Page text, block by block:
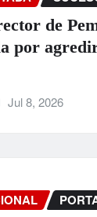
de
por
Jul 8, 2026